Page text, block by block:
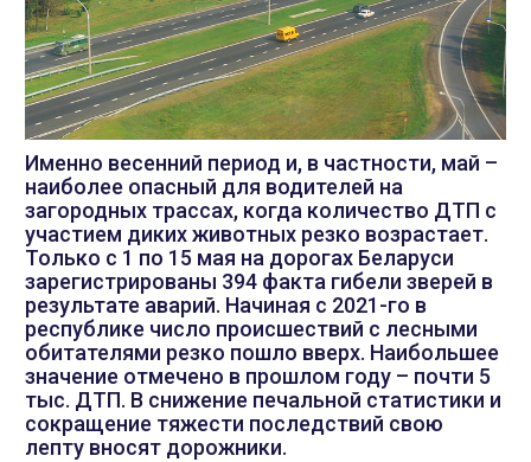
Именно весенний период и, в частности, май –
наиболее опасный для водителей на
загородных трассах, когда количество ДТП с
участием диких животных резко возрастает.
Только с 1 по 15 мая на дорогах Беларуси
зарегистрированы 394 факта гибели зверей в
результате аварий. Начиная с 2021-го в
республике число происшествий с лесными
обитателями резко пошло вверх. Наибольшее
значение отмечено в прошлом году – почти 5
тыс. ДТП. В снижение печальной статистики и
сокращение тяжести последствий свою
лепту вносят дорожники.